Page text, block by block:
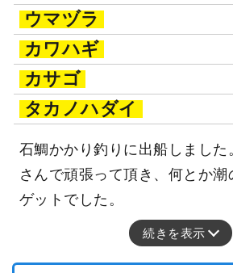
ウマヅラ
カワハギ
カサゴ
タカノハダイ
石鯛かかり釣りに出船しまし
さんで頑張って頂き、何とか
ゲットでした。
続きを表示